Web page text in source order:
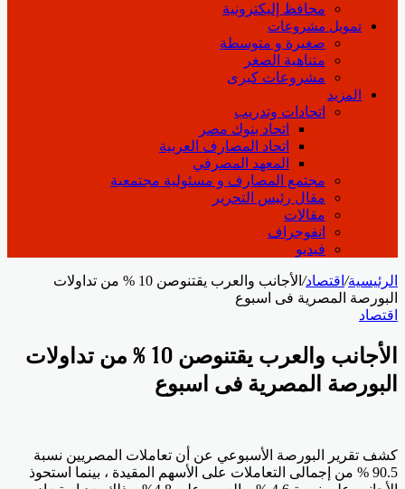
محافظ إليكترونية
تمويل مشروعات
صغيرة و متوسطة
متناهية الصغر
مشروعات كبرى
المزيد
اتحادات وتدريب
اتحاد بنوك مصر
اتحاد المصارف العربية
المعهد المصرفي
مجتمع المصارف و مسئولية مجتمعية
مقال رئيس التحرير
مقالات
انفوجراف
فيديو
الرئيسية/اقتصاد/
الأجانب والعرب يقتنوصن 10 % من تداولات
البورصة المصرية فى اسبوع
اقتصاد
الأجانب والعرب يقتنوصن 10 % من تداولات
البورصة المصرية فى اسبوع
كشف تقرير البورصة الأسبوعي عن أن تعاملات المصريين نسبة
90.5 % من إجمالى التعاملات على الأسهم المقيدة ، بينما استحوذ